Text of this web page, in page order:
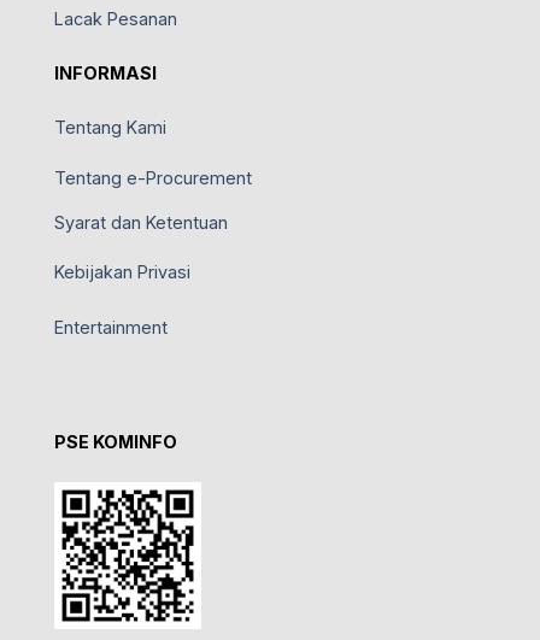
Lacak Pesanan
INFORMASI
Tentang Kami
Tentang e-Procurement
Syarat dan Ketentuan
Kebijakan Privasi
Entertainment
PSE KOMINFO